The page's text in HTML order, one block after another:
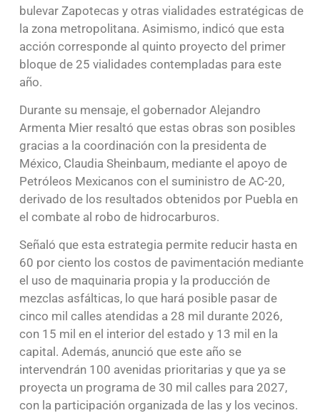
bulevar Zapotecas y otras vialidades estratégicas de
la zona metropolitana. Asimismo, indicó que esta
acción corresponde al quinto proyecto del primer
bloque de 25 vialidades contempladas para este
año.
Durante su mensaje, el gobernador Alejandro
Armenta Mier resaltó que estas obras son posibles
gracias a la coordinación con la presidenta de
México, Claudia Sheinbaum, mediante el apoyo de
Petróleos Mexicanos con el suministro de AC-20,
derivado de los resultados obtenidos por Puebla en
el combate al robo de hidrocarburos.
Señaló que esta estrategia permite reducir hasta en
60 por ciento los costos de pavimentación mediante
el uso de maquinaria propia y la producción de
mezclas asfálticas, lo que hará posible pasar de
cinco mil calles atendidas a 28 mil durante 2026,
con 15 mil en el interior del estado y 13 mil en la
capital. Además, anunció que este año se
intervendrán 100 avenidas prioritarias y que ya se
proyecta un programa de 30 mil calles para 2027,
con la participación organizada de las y los vecinos.